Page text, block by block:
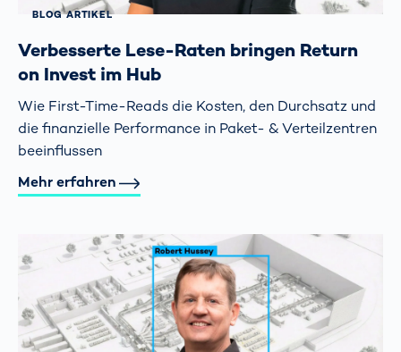
BLOG ARTIKEL
Verbesserte Lese-Raten bringen Return
on Invest im Hub
Wie First-Time-Reads die Kosten, den Durchsatz und
die finanzielle Performance in Paket- & Verteilzentren
beeinflussen
Mehr erfahren